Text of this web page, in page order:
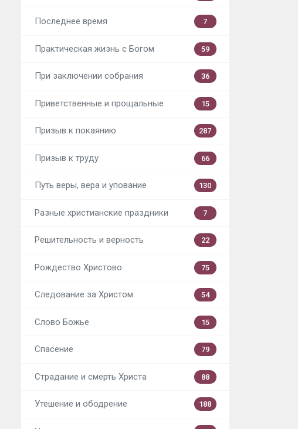
Последнее время 7
Практическая жизнь с Богом 59
При заключении собрания 36
Приветственные и прощальные 15
Призыв к покаянию 287
Призыв к труду 66
Путь веры, вера и упование 130
Разные христианские праздники 7
Решительность и верность 22
Рождество Христово 75
Следование за Христом 54
Слово Божье 15
Спасение 79
Страдание и смерть Христа 88
Утешение и ободрение 188